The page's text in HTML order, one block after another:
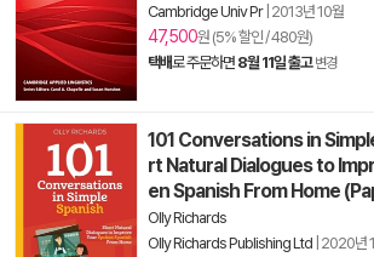
Cambridge Univ Pr| 2013년 10월
47,500원 (5% 할인 / 480원)
택배로 주문하면 8월 11일 출고 변경
101 Conversations in
rt Natural Dialogues to
en Spanish From Home
Olly Richards
Olly Richards Publishing Ltd 2020년